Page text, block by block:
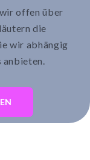
offen über
die
wir abhängig
anbieten.